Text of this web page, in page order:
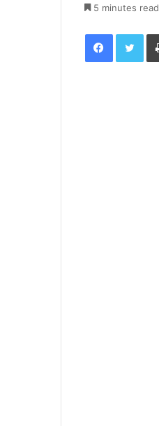
5 minutes read
Facebook Twitter